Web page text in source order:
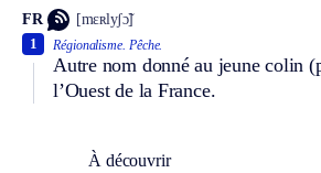
FR [mɛʀlyʃɔ̃]
Régionalisme. Pêche.
Autre nom donné au jeune colin
l’Ouest de la France.
1
À découvrir